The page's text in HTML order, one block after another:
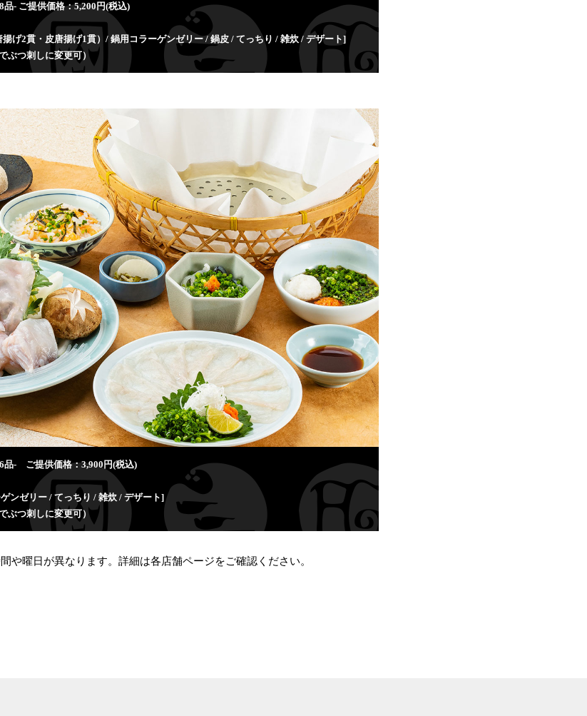
品- ご提供価格：5,200円(税込)
げ2貫・皮唐揚げ1貫）/ 鍋用コラーゲンゼリー / 鍋皮 / てっちり / 雑炊 / デザート]
ぶつ刺しに変更可）
6品- ご提供価格：3,900円(税込)
ンゼリー / てっちり / 雑炊 / デザート]
ぶつ刺しに変更可）
や曜日が異なります。詳細は各店舗ページをご確認ください。